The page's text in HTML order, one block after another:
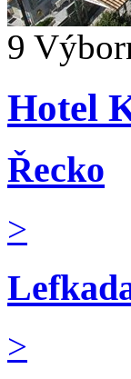
9
Hotel
Řecko
>
>